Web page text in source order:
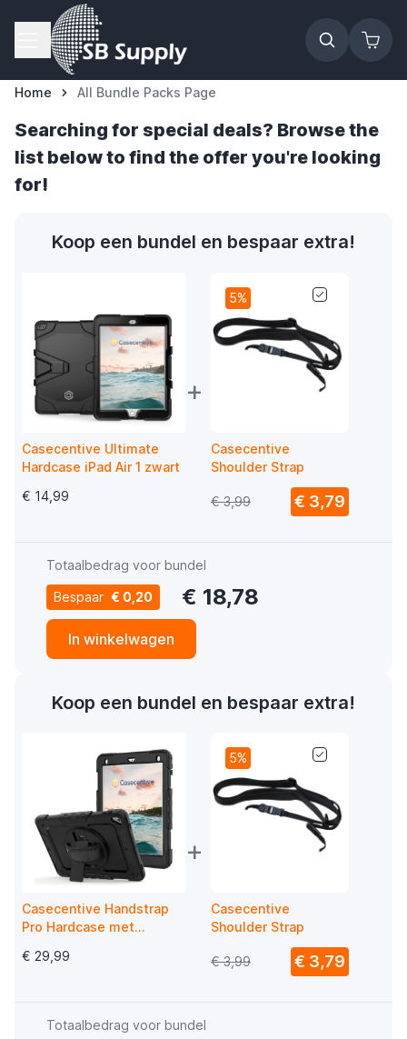
Ga naar de inhoud
Home All Bundle Packs Page
Searching for special deals? Browse the
list below to find the offer you're looking
for!
Koop een bundel en bespaar extra!
Casecentive Ultimate
Hardcase iPad Air 1 zwart
€ 14,99
+
5%
Casecentive
Shoulder Strap
€ 3,99 € 3,79
Totaalbedrag voor bundel
Bespaar € 0,20 € 18,78
In winkelwagen
Koop een bundel en bespaar extra!
Casecentive Handstrap
Pro Hardcase met
zwart
€ 29,99
+
5%
Casecentive
Shoulder Strap
€ 3,99 € 3,79
Totaalbedrag voor bundel